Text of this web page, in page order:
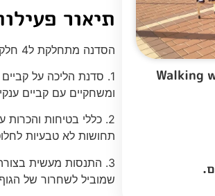
תיאור
הסדנה מתחלקת ל4 חלקים -
1. סדנת הליכה על קביים אשר תפתח במופע מצחיק המשלב את הילדים, והדגמות של פעלולים
ומשחקיים עם קביים
2. כללי בטיחות
תחושות לא טבעיות
3. התנסות מעשית בצורה חווייתית עם דגש על ביטחון ושחרור של הראש
שמוביל לשחרור של